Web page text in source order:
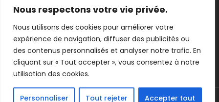
Nous respectons votre vie privée.
Nous utilisons des cookies pour améliorer votre
expérience de navigation, diffuser des publicités ou
des contenus personnalisés et analyser notre trafic. En
cliquant sur « Tout accepter », vous consentez à notre
utilisation des cookies.
Personnaliser Tout rejeter Accepter tout
Trouvez votre coach